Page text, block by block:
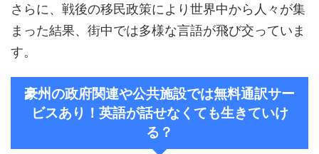
さらに、戦後の移民政策により世界中から人々が集
まった結果、街中では多様な言語が飛び交っていま
す。
豪州の政府関連や公共施設では無料通訳サー
ビスあり！英語が話せなくても生きていけ
る？